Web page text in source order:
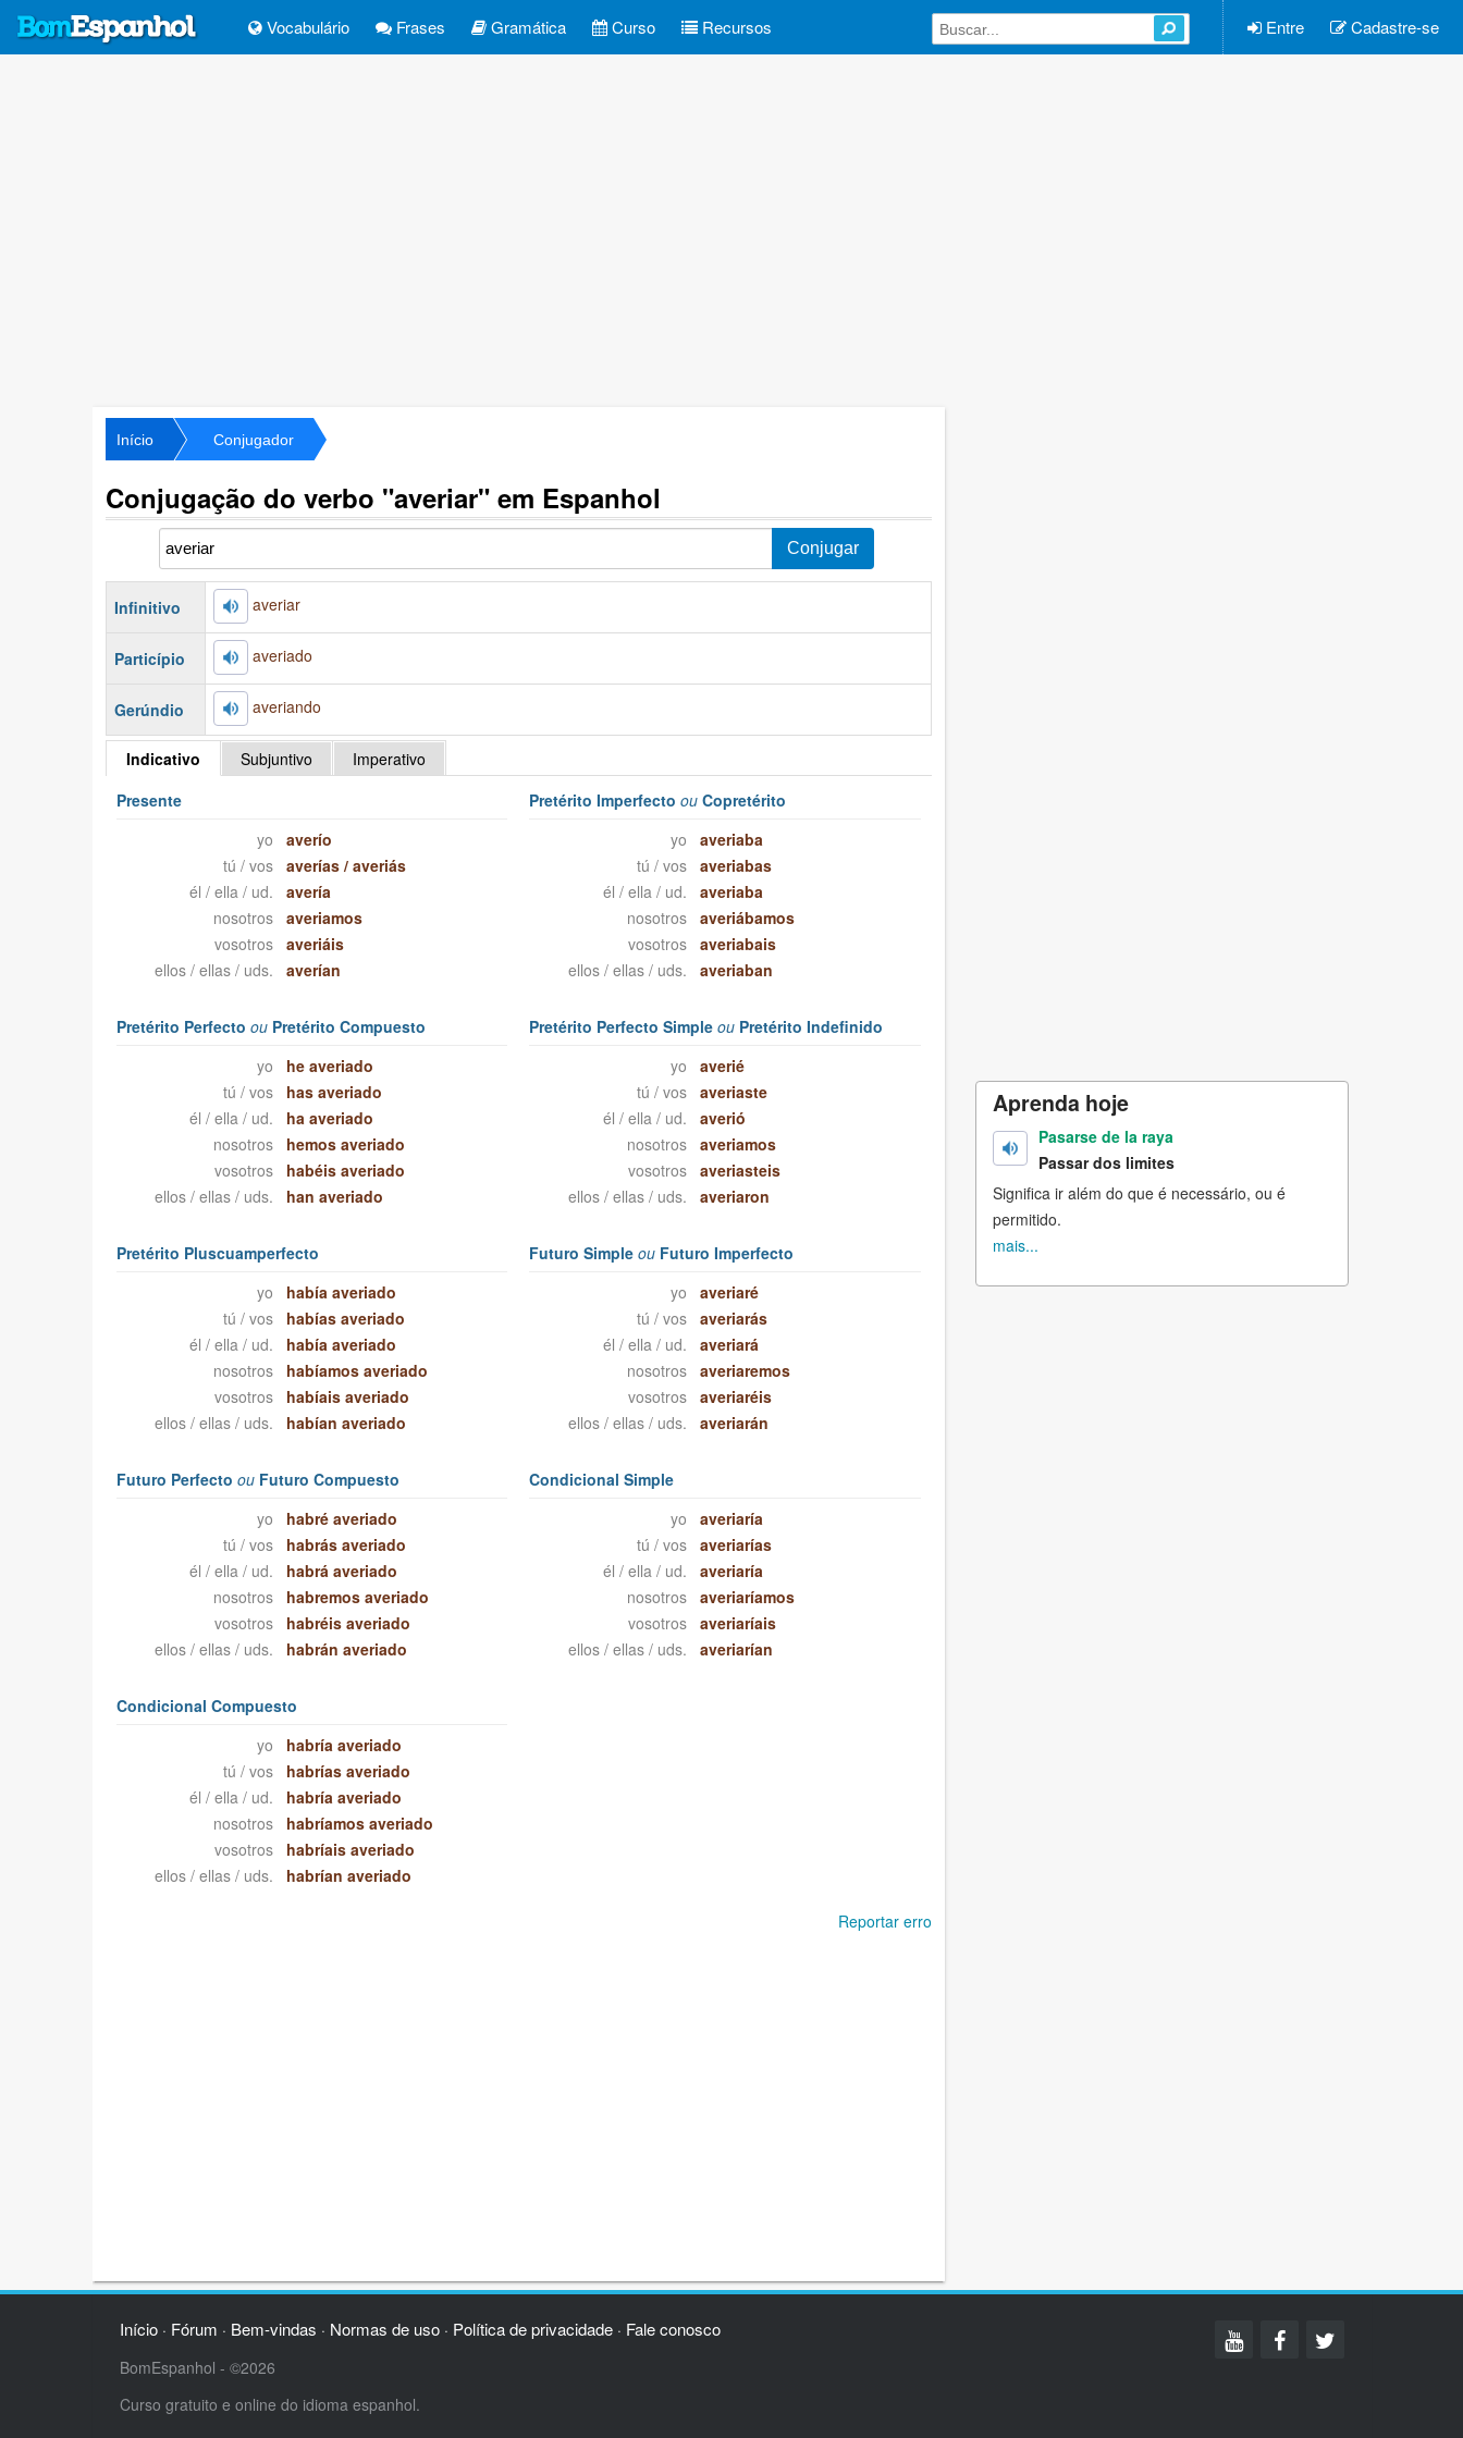
Vocabulário Frases Gramática Curso Recursos Entre Cadastre-se
Início Conjugador
Conjugação do verbo "averiar" em Espanhol
Infinitivo averiar
Particípio averiado
Gerúndio averiando
Indicativo Subjuntivo
Imperativo
Presente
yo
averío
tú / vos
averías /averiás
él / ella / ud.
avería
nosotros
averiamos
vosotros
averiáis
ellos / ellas / uds.
averían
Pretérito Imperfectoou Copretérito
yo
averiaba
tú / vos
averiabas
él / ella / ud.
averiaba
nosotros
averiábamos
vosotros
averiabais
ellos / ellas / uds.
averiaban
Pretérito Perfecto ouPretérito Compuesto
yo
he averiado
tú / vos
has averiado
él / ella / ud.
ha averiado
nosotros
hemos averiado
vosotros
habéis averiado
ellos / ellas / uds.
han averiado
Pretérito Perfecto Simpleou Pretérito Indefinido
yo
averié
tú / vos
averiaste
él / ella / ud.
averió
nosotros
averiamos
vosotros
averiasteis
ellos / ellas / uds.
averiaron
Pretérito Pluscuamperfecto
yo
había averiado
tú / vos
habías averiado
él / ella / ud.
había averiado
nosotros
habíamos averiado
vosotros
habíais averiado
ellos / ellas / uds.
habían averiado
Futuro Simpleou Futuro Imperfecto
yo
averiaré
tú / vos
averiarás
él / ella / ud.
averiará
nosotros
averiaremos
vosotros
averiaréis
ellos / ellas / uds.
averiarán
Futuro Perfecto ouFuturo Compuesto
yo
habré averiado
tú / vos
habrás averiado
él / ella / ud.
habrá averiado
nosotros
habremos averiado
vosotros
habréis averiado
ellos / ellas / uds.
habrán averiado
Condicional Simple
yo
averiaría
tú / vos
averiarías
él / ella / ud.
averiaría
nosotros
averiaríamos
vosotros
averiaríais
ellos / ellas / uds.
averiarían
Condicional Compuesto
yo
habría averiado
tú / vos
habrías averiado
él / ella / ud.
habría averiado
nosotros
habríamos averiado
vosotros
habríais averiado
ellos / ellas / uds.
habrían averiado
Reportar erro
Aprenda hoje
Pasarse de la raya
Passar dos limites
Significa ir além do que é necessário, ou é
permitido.
mais...
Início· Fórum · Bem-vindas · Normas de uso· Política de privacidade· Fale conosco
BomEspanhol - ©2026
Curso gratuito e online do idioma espanhol.